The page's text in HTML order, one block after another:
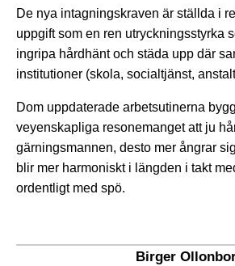
De nya intagningskraven är ställda i
uppgift som en ren utryckningsstyrka
ingripa hårdhänt och städa upp där
institutioner (skola, socialtjänst,
Dom uppdaterade arbetsutinerna
veyenskapliga resonemanget att ju
gärningsmannen, desto mer ångrar
blir mer harmoniskt i längden i takt
ordentligt med spö.
Birger